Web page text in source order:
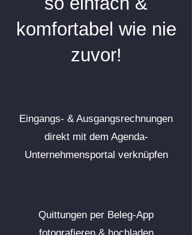
komfortabel wie nie
zuvor!
Eingangs- & Ausgangsrechnungen
direkt mit dem Agenda-
Unternehmensportal verknüpfen
Quittungen per Beleg-App